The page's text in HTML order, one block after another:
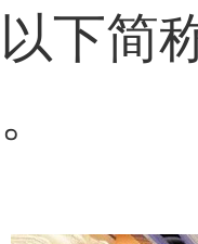
下简